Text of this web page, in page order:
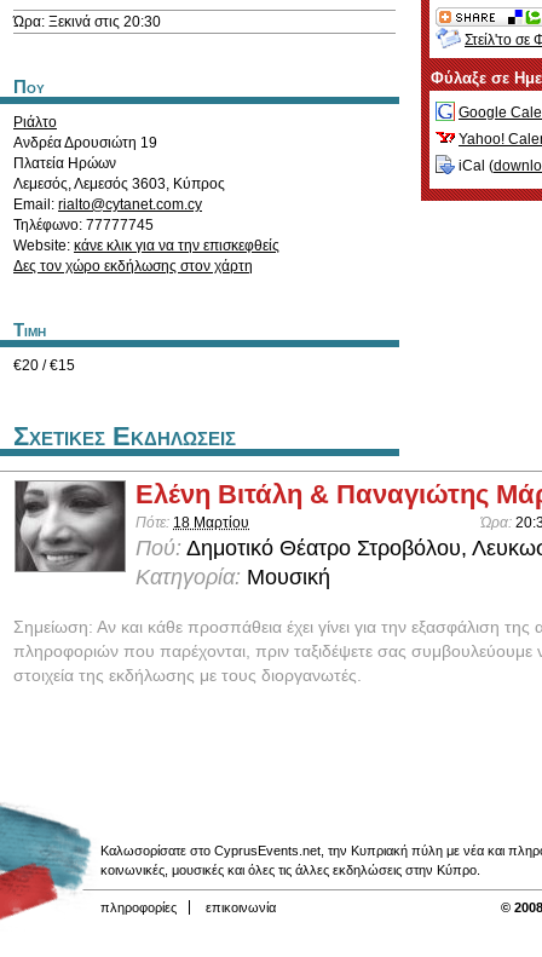
Ώρα: Ξεκινά στις 20:30
Που
Ριάλτο
Ανδρέα Δρουσιώτη 19
Πλατεία Ηρώων
Λεμεσός,Λεμεσός 3603, Κύπρος
Email: rialto@cytanet.com.cy
Τηλέφωνο: 77777745
Website: κάνε κλικ για να την επισκεφθείς
Δες τον χώρο εκδήλωσης στον χάρτη
Τιμη
€20 / €15
Στείλ'το σε
Φύλαξε σε
Google
Yahoo!
iCal (
Σχετικες Εκδηλωσεις
Ελένη Βιτάλη & Παναγιώτης
Πότε: 18 Μαρτίου Ώρα:
Πού: Δημοτικό Θέατρο Στροβόλου,
Κατηγορία: Μουσική
Σημείωση: Αν και κάθε προσπάθεια έχει γίνει για την εξασφάλιση της
πληροφοριών που παρέχονται, πριν ταξιδέψετε σας συμβουλεύουμε
στοιχεία της εκδήλωσης με τους διοργανωτές.
Καλωσορίσατε στο CyprusEvents.net, την Κυπριακή πύλη με νέα και
κοινωνικές, μουσικές και όλες τις άλλες εκδηλώσεις στην Κύπρο.
πληροφορίες επικοινωνία ©